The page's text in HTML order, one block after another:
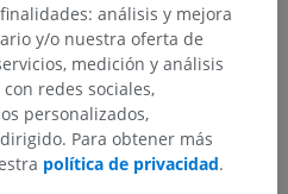
análisis y mejora
y/o nuestra oferta de
medición y análisis
redes sociales,
personalizados,
Para obtener más
política de privacidad.